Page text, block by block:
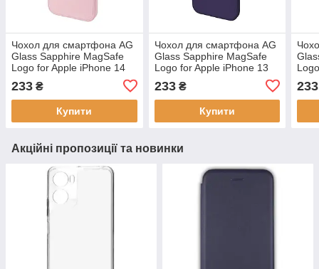
Чохол для смартфона AG
Glass Sapphire MagSafe
Logo for Apple iPhone 14
Rose Gold, антиударний,
преміальні матеріали
233 ₴
Купити
Чохол для смартфона AG
Glass Sapphire MagSafe
Logo for Apple iPhone 13
Pro Max Purple, скляний,
преміальні матеріали
233₴
Купити
233
Акційні пропозиції та новинки